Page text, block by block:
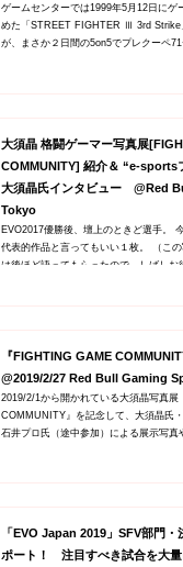
ゲームセンターでは1999年5月12日にゲ
めた「STREET FIGHTER Ⅲ 3rd Strike
が、まさか２日間の5on5でプレクーペ
ムも集まる規模で開催されるとは誰が
大須晶 格闘ゲーマー写真展
COMMUNITY] 紹介＆ “e-sports
大須晶氏インタビュー @Red
Tokyo
EVO2017優勝後、壇上のときど選手。
代表的作品と言ってもいい１枚。 （こ
は後ほど語ってもらったので、しばしお
の写真30枚が、Red Bull Gaming
『FIGHTING GAME
@2019/2/27 Red Bull Gaming
2019/2/1から開かれている大須晶写真
COMMUNITY』を記念して、大須晶氏
石井プロ氏（途中参加）による展示写真
格闘ゲームに関する様々な話を繰り広
「EVO Japan 2019」SFV部門
ポート！ 注目すべき試合を大量